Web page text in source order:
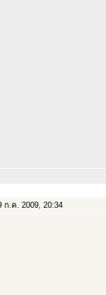
ก.ค. 2009, 20:34